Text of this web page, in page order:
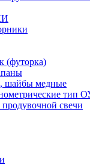
(футорка)
шайбы медные
тип
свечи